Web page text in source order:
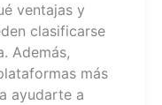
ventajas y
clasificarse
Además,
más
ayudarte a